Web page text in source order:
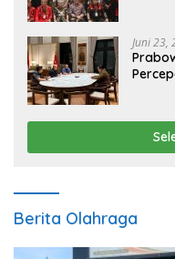
Juni 23,
Berita Olahraga